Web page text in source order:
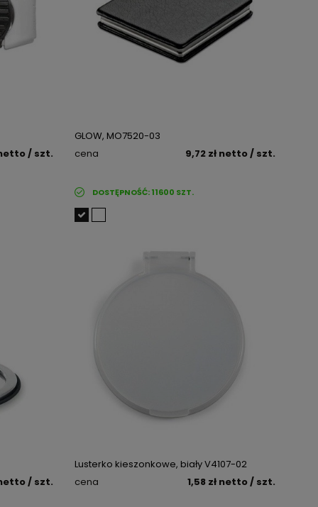
/ szt.
GLOW, MO7520-03
cena
9,72 złnetto/ szt.
DOSTĘPNOŚĆ:11600 SZT.
/ szt.
Lusterko kieszonkowe, biały V4107-02
cena
1,58 złnetto/ szt.